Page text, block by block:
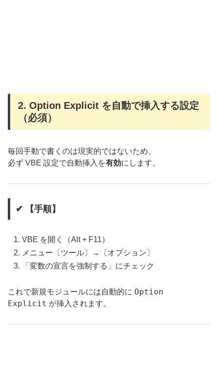
2. Option Explicit を自動で挿入する設定
（必須）
毎回手動で書くのは現実的ではないため、
必ず VBE 設定で自動挿入を有効にします。
✔ 【手順】
VBE を開く（Alt + F11）
メニュー〔ツール〕→〔オプション〕
「変数の宣言を強制する」にチェック
これで新規モジュールには自動的に Option
Explicit が挿入されます。